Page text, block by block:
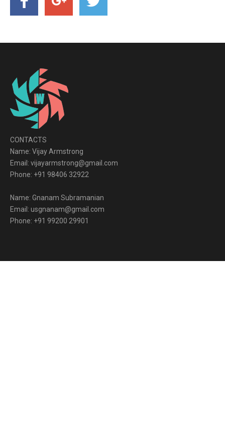
CONTACTS
Name: Vijay Armstrong
Email: vijayarmstrong@gmail.com
Phone: +91 98406 32922
Name: Gnanam Subramanian
Email: usgnanam@gmail.com
Phone: +91 99200 29901